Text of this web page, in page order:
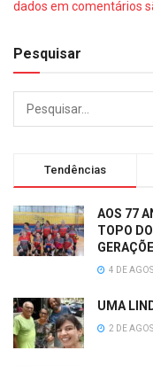
dados em comentários
Pesquisar
Tendências
AOS 77
TOPO
4 DE
UMA
2 DE